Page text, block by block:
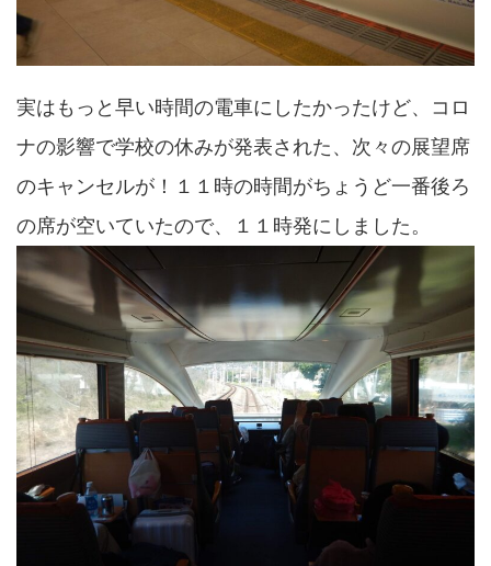
実はもっと早い時間の電車にしたかったけど、コロ
ナの影響で学校の休みが発表された、次々の展望席
のキャンセルが！１１時の時間がちょうど一番後ろ
の席が空いていたので、１１時発にしました。